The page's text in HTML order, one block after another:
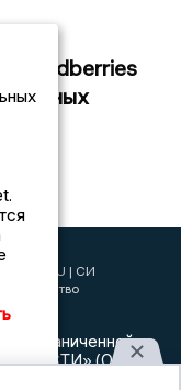
Wildberries
| СИ
агентство
с ограниченной
НОВОСТИ» (ОГРН